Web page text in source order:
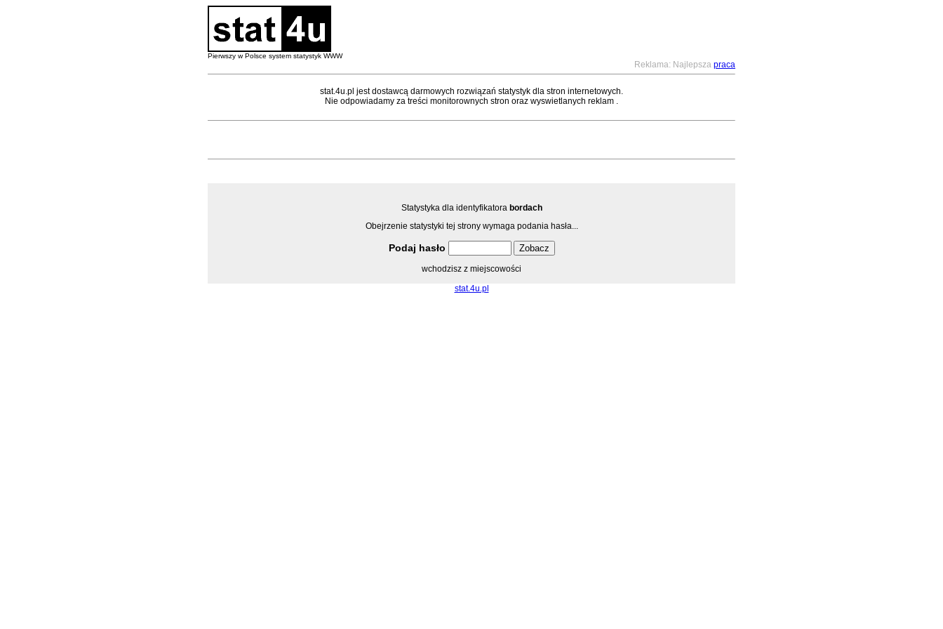
Pierwszy w Polsce system statystyk WWW
Reklama: Najlepsza praca
stat.4u.pl jest dostawcą darmowych rozwiązań statystyk dla stron internetowych.
Nie odpowiadamy za treści monitorownych stron oraz wyswietlanych reklam .
Statystyka dla identyfikatora bordach
Obejrzenie statystyki tej strony wymaga podania hasła...
Podaj hasło
wchodzisz z miejscowości
stat.4u.pl